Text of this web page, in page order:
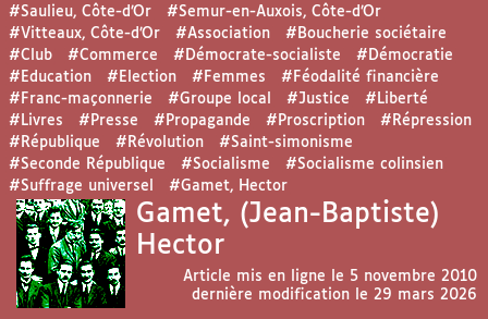
#Saulieu, Côte-d’Or
#Semur-en-Auxois, Côte-d’Or
#Vitteaux, Côte-d’Or
#Association
#Boucherie sociétaire
#Club
#Commerce #Démocrate-socialiste
#Démocratie
#Education
#Election #Femmes
#Féodalité financière
#Franc-maçonnerie
#Groupe local #Justice
#Liberté
#Livres
#Presse #Propagande #Proscription
#Répression
#République
#Révolution
#Saint-simonisme
#Seconde République
#Socialisme
#Socialisme colinsien
#Suffrage universel
#Gamet, Hector
Gamet, (Jean-Baptiste)
Hector
Article mis en ligne le 5 novembre 2010
dernière modification le 29 mars 2026